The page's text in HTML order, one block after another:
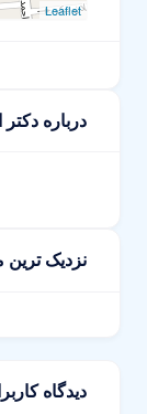
Leaflet
درباره دکتر
نزدیک
دیدگاه